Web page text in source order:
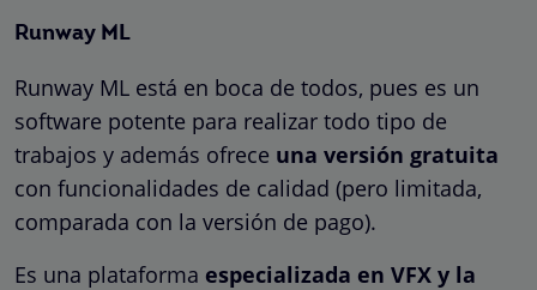
Runway ML
Runway ML está en boca de todos, pues es un
software potente para realizar todo tipo de
trabajos y además ofrece una versión gratuita
con funcionalidades de calidad (pero limitada,
comparada con la versión de pago).
Es una plataforma especializada en VFX y la